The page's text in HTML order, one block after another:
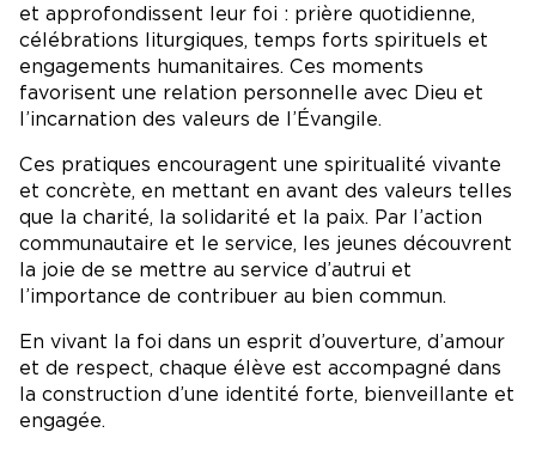
et approfondissent leur foi : prière quotidienne,
célébrations liturgiques, temps forts spirituels et
engagements humanitaires. Ces moments
favorisent une relation personnelle avec Dieu et
l’incarnation des valeurs de l’Évangile.
Ces pratiques encouragent une spiritualité vivante
et concrète, en mettant en avant des valeurs telles
que la charité, la solidarité et la paix. Par l’action
communautaire et le service, les jeunes découvrent
la joie de se mettre au service d’autrui et
l’importance de contribuer au bien commun.
En vivant la foi dans un esprit d’ouverture, d’amour
et de respect, chaque élève est accompagné dans
la construction d’une identité forte, bienveillante et
engagée.